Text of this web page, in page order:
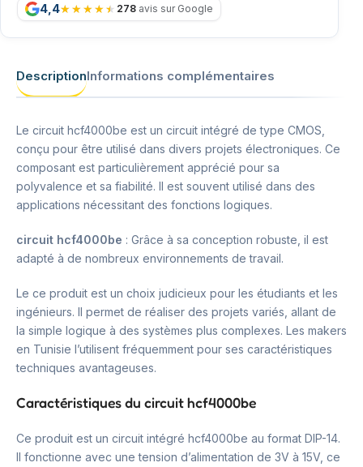
4,4 278 avis sur Google
DescriptionInformations complémentaires
Le circuit hcf4000be est un circuit intégré de type CMOS,
conçu pour être utilisé dans divers projets électroniques. Ce
composant est particulièrement apprécié pour sa
polyvalence et sa fiabilité. Il est souvent utilisé dans des
applications nécessitant des fonctions logiques.
circuit hcf4000be : Grâce à sa conception robuste, il est
adapté à de nombreux environnements de travail.
Le ce produit est un choix judicieux pour les étudiants et les
ingénieurs. Il permet de réaliser des projets variés, allant de
la simple logique à des systèmes plus complexes. Les makers
en Tunisie l’utilisent fréquemment pour ses caractéristiques
techniques avantageuses.
Caractéristiques du circuit hcf4000be
Ce produit est un circuit intégré hcf4000be au format DIP-14.
Il fonctionne avec une tension d’alimentation de 3V à 15V, ce